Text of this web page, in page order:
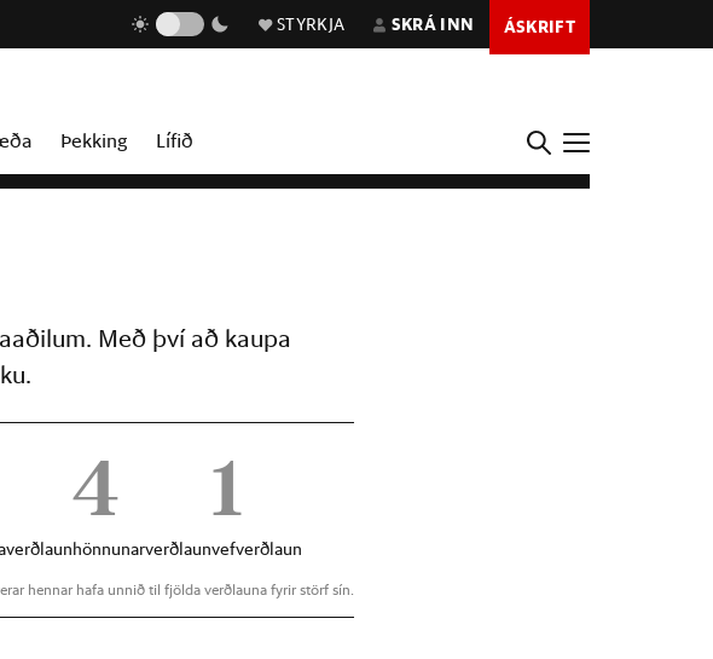
STYRKJA SKRÁ INN ÁSKRIFT
Þekking Lífið
Með því að kaupa
4
hönnunarverðlaun
1
vefverðlaun
hennar hafa unnið til fjölda verðlauna fyrir störf sín.